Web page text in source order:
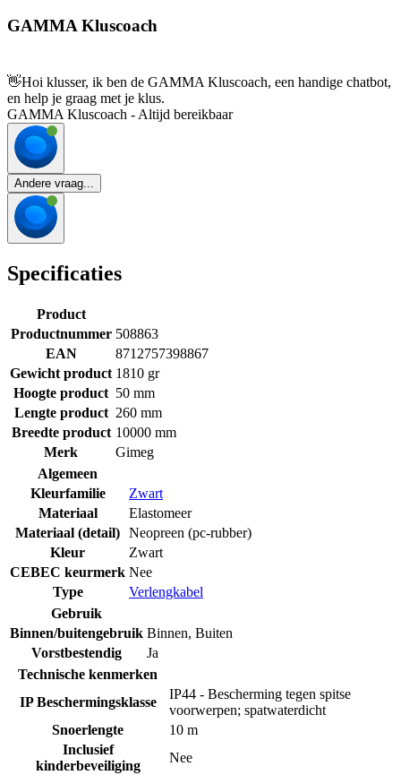
GAMMA Kluscoach
👋Hoi klusser, ik ben de GAMMA Kluscoach, een handige chatbot,
en help je graag met je klus.
GAMMA Kluscoach - Altijd bereikbaar
Andere vraag...
Specificaties
Product
Productnummer 508863
EAN
8712757398867
Gewicht product 1810 gr
Hoogte product 50 mm
Lengte product 260 mm
Breedte product 10000 mm
Merk
Gimeg
Algemeen
Kleurfamilie
Zwart
Materiaal
Elastomeer
Materiaal (detail) Neopreen (pc-rubber)
Kleur
Zwart
CEBEC keurmerk Nee
Type
Verlengkabel
Gebruik
Binnen/buitengebruik Binnen, Buiten
Vorstbestendig
Ja
Technische kenmerken
IP Beschermingsklasse
IP44 - Bescherming tegen spitse
voorwerpen; spatwaterdicht
Snoerlengte
10 m
Inclusief
kinderbeveiliging
Nee